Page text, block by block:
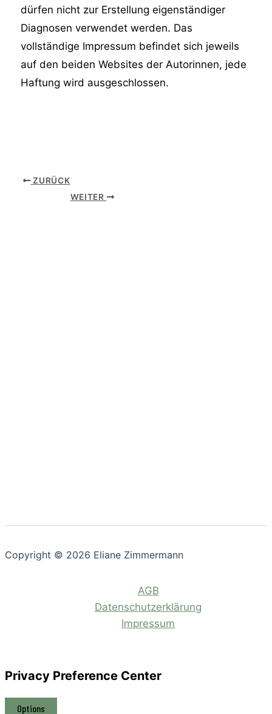
dürfen nicht zur Erstellung eigenständiger
Diagnosen verwendet werden. Das
vollständige Impressum befindet sich jeweils
auf den beiden Websites der Autorinnen, jede
Haftung wird ausgeschlossen.
ZURÜCK
WEITER
Copyright © 2026 Eliane Zimmermann
AGB
Datenschutzerklärung
Impressum
Privacy Preference Center
Options